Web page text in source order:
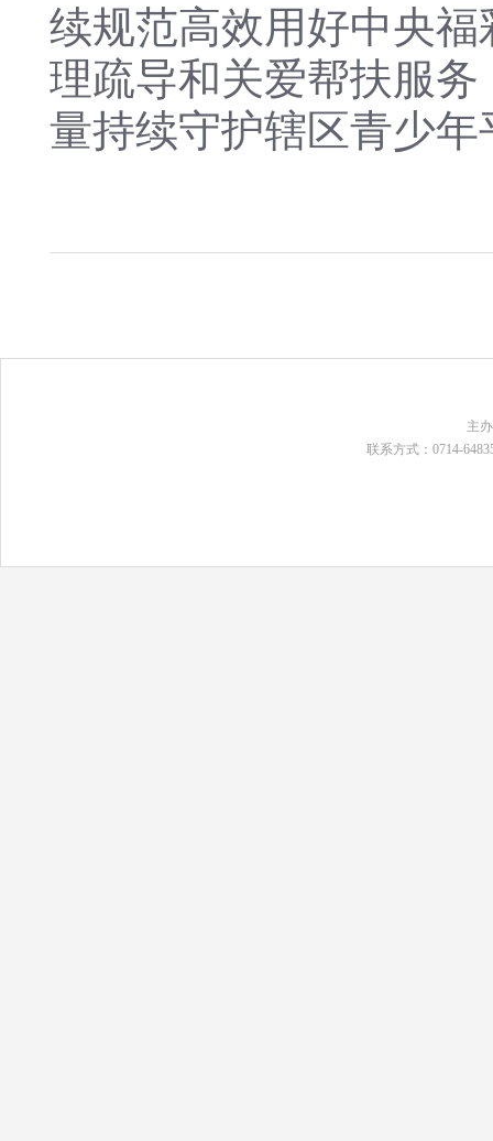
续规范高效用好中央
理疏导和关爱帮扶服
量持续守护辖区青少
主
联系方式：0714-